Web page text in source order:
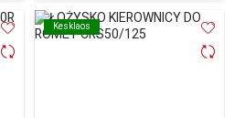
Kesklaos
Kesklaos